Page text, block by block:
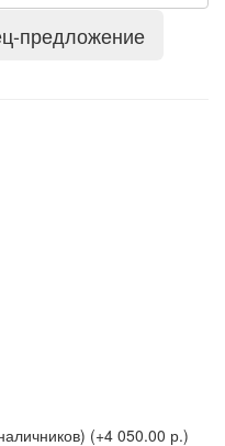
предложение
(+4 050.00 р.)